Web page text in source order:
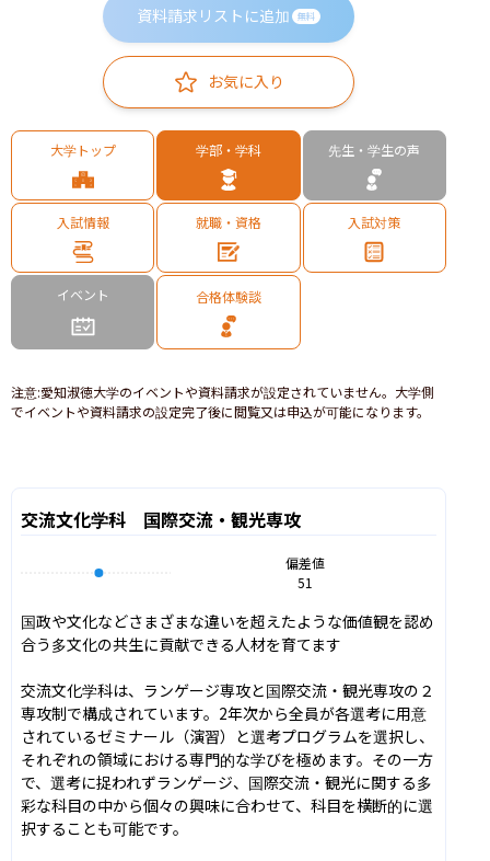
資料請求リストに追加 無料
お気に入り
大学トップ 学部・学科 先生・学生の声
入試情報 就職・資格 入試対策
イベント 合格体験談
注意:愛知淑徳大学のイベントや資料請求が設定されていません。大学側
でイベントや資料請求の設定完了後に閲覧又は申込が可能になります。
交流文化学科 国際交流・観光専攻
偏差値
51
国政や文化などさまざまな違いを超えたような価値観を認め
合う多文化の共生に貢献できる人材を育てます
交流文化学科は、ランゲージ専攻と国際交流・観光専攻の２
専攻制で構成されています。2年次から全員が各選考に用意
されているゼミナール（演習）と選考プログラムを選択し、
それぞれの領域における専門的な学びを極めます。その一方
で、選考に捉われずランゲージ、国際交流・観光に関する多
彩な科目の中から個々の興味に合わせて、科目を横断的に選
択することも可能です。